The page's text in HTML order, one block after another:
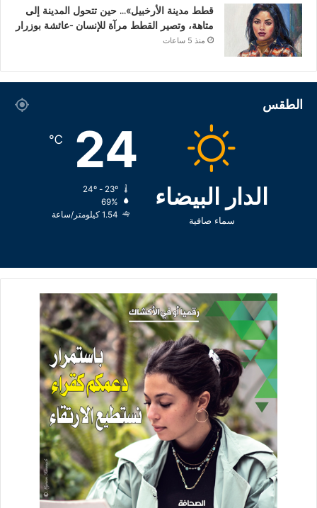
قطط مدينة الأرخبيل»… حين تتحول المدينة إلى
متاهة، وتصير القطط مرآة للإنسان -عائشة بوزرار
منذ 5 ساعات
الطقس
الدار البيضاء
سماء صافية
24
℃
69%
1.54 كيلومتر/ساعة